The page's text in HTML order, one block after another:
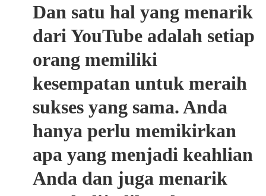
Dan satu hal yang menarik
dari YouTube adalah setiap
orang memiliki
kesempatan untuk meraih
sukses yang sama. Anda
hanya perlu memikirkan
apa yang menjadi keahlian
Anda dan juga menarik